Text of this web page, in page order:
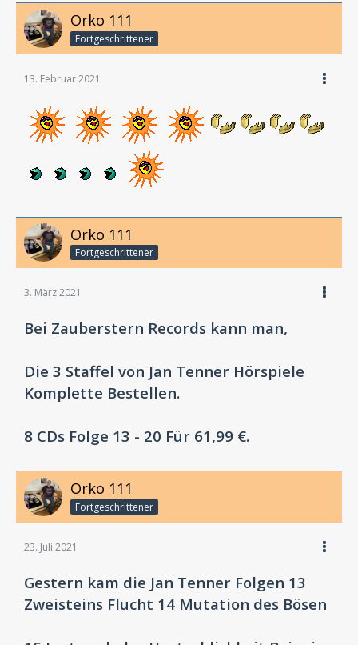
Orko 111
Fortgeschrittener
13. Februar 2021
Orko 111
Fortgeschrittener
3. März 2021
Bei Zauberstern Records kann man,
Die 3 Staffel von Jan Tenner Hörspiele
Komplette Bestellen.
8 CDs Folge 13 - 20 Für 61,99 €.
Orko 111
Fortgeschrittener
23. Juli 2021
Gestern kam die Jan Tenner Folgen 13
Zweisteins Flucht 14 Mutation des Bösen